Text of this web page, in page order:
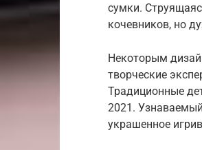
сумки.
кочевников, но
Некоторым
творческие
Традиционные
2021.
украшенное